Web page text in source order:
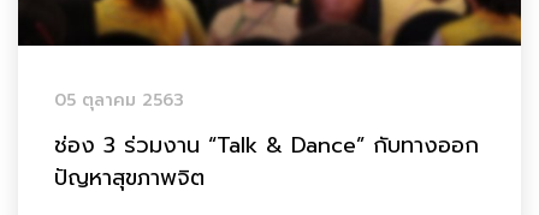
05 ตุลาคม 2563
ช่อง 3 ร่วมงาน “Talk & Dance” กับทางออก
ปัญหาสุขภาพจิต